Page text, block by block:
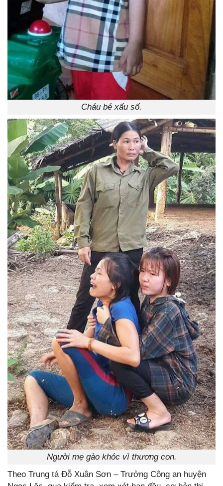
Cháu bé xấu số.
Người mẹ gào khóc vì thương con.
Theo Trung tá Đỗ Xuân Sơn – Trưởng Công an huyện